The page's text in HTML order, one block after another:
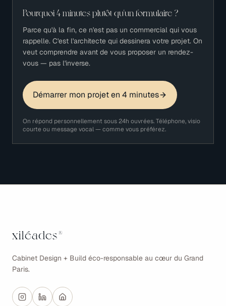
Pourquoi 4 minutes plutôt qu'un formulaire ?
Parce qu'à la fin, ce n'est pas un commercial qui vous
rappelle. C'est l'architecte qui dessinera votre projet. On
veut comprendre avant de vous proposer un rendez-
vous — pas l'inverse.
Démarrer mon projet en 4 minutes
On répond personnellement sous 24h ouvrées. Téléphone, visio
courte ou message vocal — comme vous préférez.
xiléades ®
Cabinet Design + Build éco-responsable au cœur du Grand
Paris.